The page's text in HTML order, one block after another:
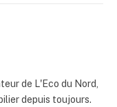
de L'Eco du Nord,
depuis toujours.